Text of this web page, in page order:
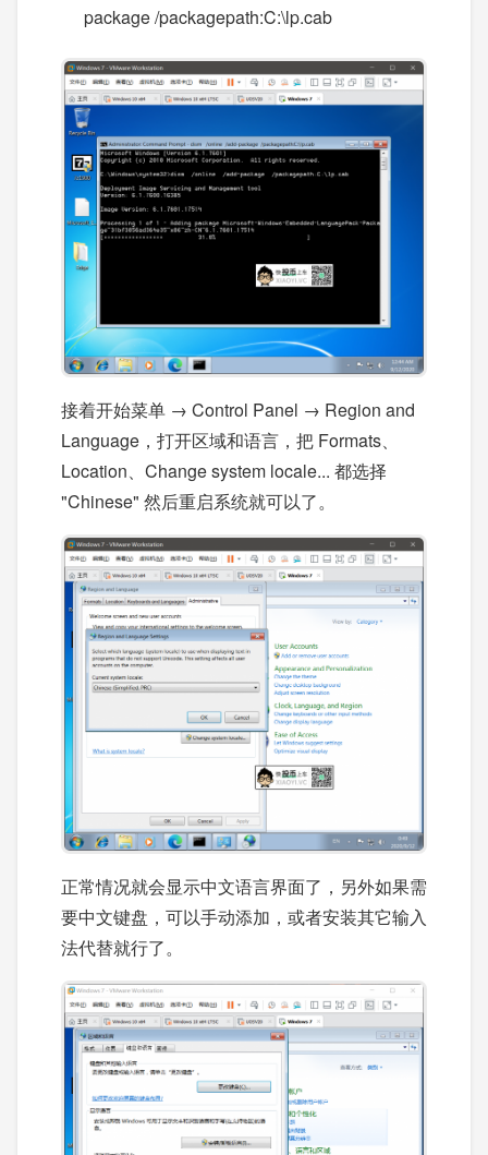
package /packagepath:C:\lp.cab
接着开始菜单 → Control Panel → Region and
Language，打开区域和语言，把 Formats、
Location、Change system locale... 都选择
"Chinese" 然后重启系统就可以了。
正常情况就会显示中文语言界面了，另外如果需
要中文键盘，可以手动添加，或者安装其它输入
法代替就行了。